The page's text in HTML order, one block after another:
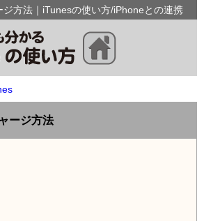
ジ方法｜iTunesの使い方/iPhoneとの連携
ージ方法